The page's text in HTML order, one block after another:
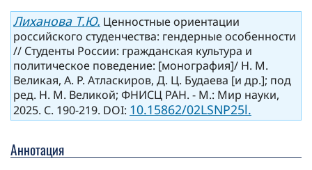
Лиханова Т.Ю. Ценностные ориентации
российского студенчества: гендерные особенности
// Студенты России: гражданская культура и
политическое поведение: [монография]/ Н. М.
Великая, А. Р. Атласкиров, Д. Ц. Будаева [и др.]; под
ред. Н. М. Великой; ФНИСЦ РАН. - М.: Мир науки,
2025. С. 190-219. DOI: 10.15862/02LSNP25l.
Аннотация